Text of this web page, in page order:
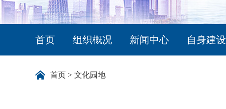
首页 组织概况 新闻中心 自身建设
首页 > 文化园地